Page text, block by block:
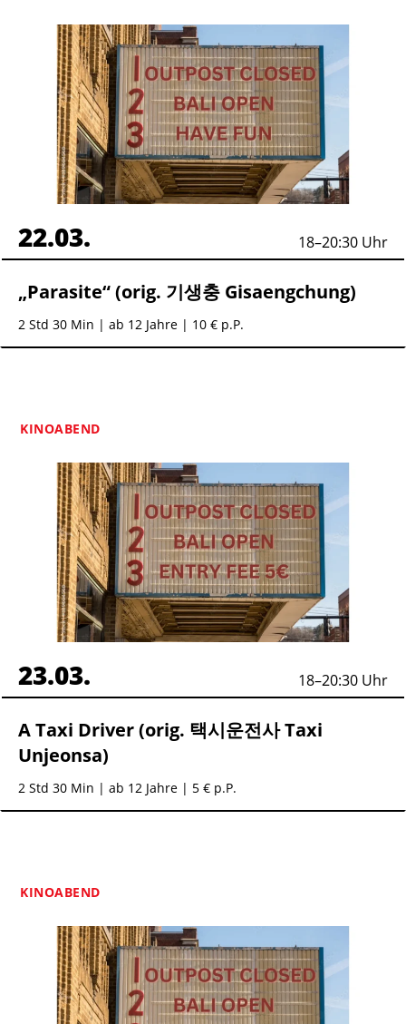
22.03. 18–20:30 Uhr
„Parasite“ (orig. 기생충 Gisaengchung)
2 Std 30 Min | ab 12 Jahre | 10 € p.P.
23.03. 18–20:30 Uhr
A Taxi Driver (orig. 택시운전사 Taxi
Unjeonsa)
KINOABEND
2 Std 30 Min | ab 12 Jahre | 5 € p.P.
KINOABEND